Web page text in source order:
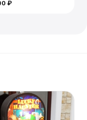
₽